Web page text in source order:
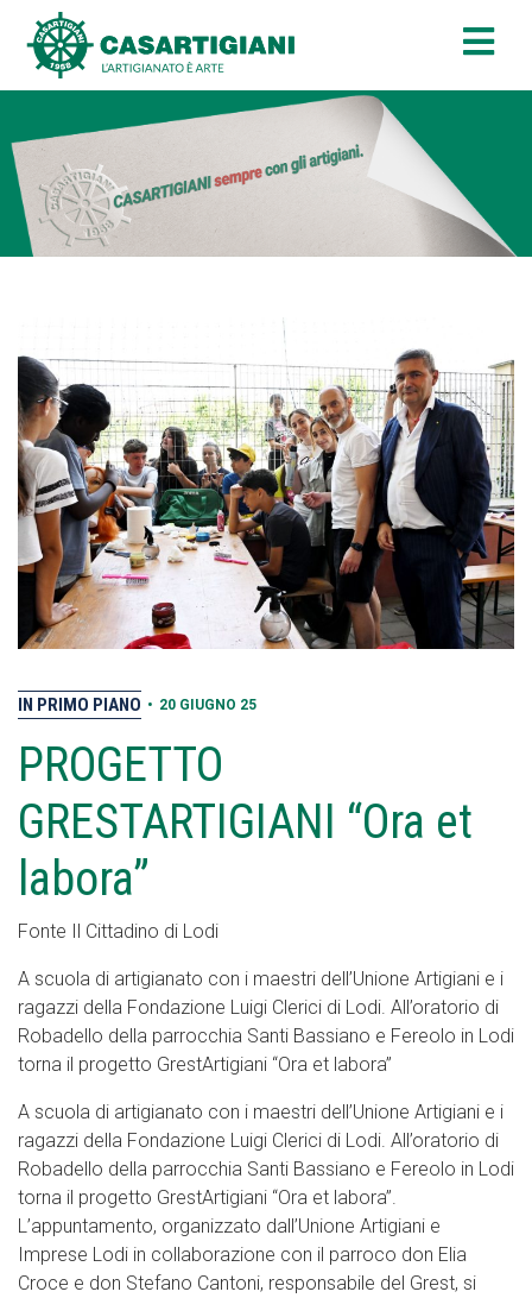
IN PRIMO PIANO • 20 GIUGNO 25
PROGETTO
GRESTARTIGIANI “Ora et
labora”
Fonte Il Cittadino di Lodi
A scuola di artigianato con i maestri dell’Unione Artigiani e i
ragazzi della Fondazione Luigi Clerici di Lodi. All’oratorio di
Robadello della parrocchia Santi Bassiano e Fereolo in Lodi
torna il progetto GrestArtigiani “Ora et labora”
A scuola di artigianato con i maestri dell’Unione Artigiani e i
ragazzi della Fondazione Luigi Clerici di Lodi. All’oratorio di
Robadello della parrocchia Santi Bassiano e Fereolo in Lodi
torna il progetto GrestArtigiani “Ora et labora”.
L’appuntamento, organizzato dall’Unione Artigiani e
Imprese Lodi in collaborazione con il parroco don Elia
Croce e don Stefano Cantoni, responsabile del Grest, si